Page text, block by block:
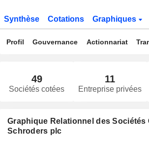
Synthèse Cotations Graphiques
Profil Gouvernance Actionnariat
49
Sociétés cotées
11
Entreprise privées
Graphique Relationnel des Sociétés
Schroders plc